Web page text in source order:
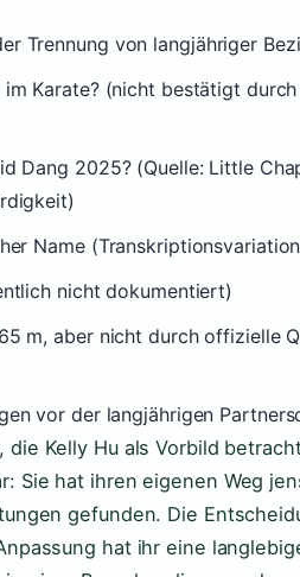
Trennung von langjähriger
Karate? (nicht bestätigt durch
Dang 2025? (Quelle: Little
Name
nicht dokumentiert)
m, aber nicht durch offizielle
vor der langjährigen
die Kelly Hu als Vorbild
Sie hat ihren eigenen Weg
gefunden. Die
hat ihr eine